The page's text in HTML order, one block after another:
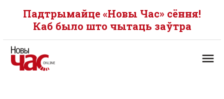
Падтрымайце «Новы Час» сёння!
Каб было што чытаць заўтра